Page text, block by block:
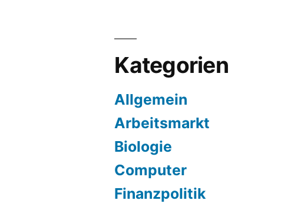
Kategorien
Allgemein
Arbeitsmarkt
Biologie
Computer
Finanzpolitik